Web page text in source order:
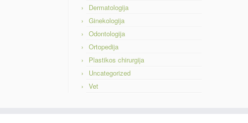
Dermatologija
Ginekologija
Odontologija
Ortopedija
Plastikos chirurgija
Uncategorized
Vet